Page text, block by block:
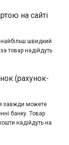
на сайті
швидкий
товар надійдуть
(рахунок-
завжди можете
банку. Товар
надійдуть на